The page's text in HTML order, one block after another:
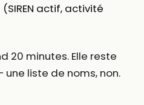
actif, activité
20 minutes. Elle reste
liste de noms, non.